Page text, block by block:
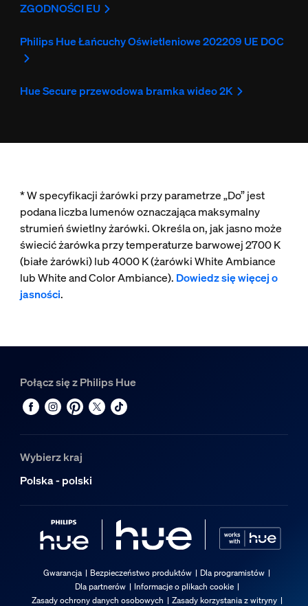
ZGODNOŚCI EU
Philips Hue Łańcuchy Oświetleniowe 202209 UE DOC
Hue Secure przewodowa bramka wideo 2K
* W specyfikacji żarówki przy parametrze „Do” jest
podana liczba lumenów oznaczająca maksymalny
strumień świetlny żarówki. Określa on, jak jasno może
świecić żarówka przy temperaturze barwowej 2700 K
(białe żarówki) lub 4000 K (żarówki White Ambiance
lub White and Color Ambiance). Dowiedz się więcej o
jasności.
Połącz się z Philips Hue
Wybierz kraj
Polska - polski
Gwarancja Bezpieczeństwo produktów
Dla programistów
Dla partnerów
Informacje o plikach cookie
Zasady ochrony danych osobowych
Zasady korzystania z witryny